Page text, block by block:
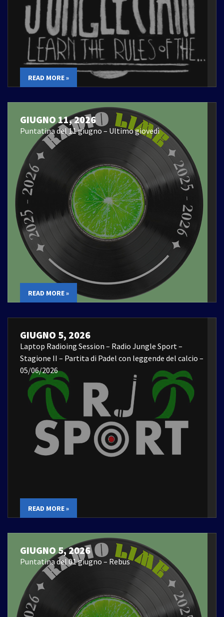
READ MORE »
GIUGNO 11, 2026
Puntatina del 11 giugno – Ultimo giovedì
READ MORE »
GIUGNO 5, 2026
Laptop Radioing Session – Radio Jungle Sport –
Stagione II – Partita di Padel con leggende del calcio –
05/06/2026
READ MORE »
GIUGNO 5, 2026
Puntatina del 01 giugno – Rebus